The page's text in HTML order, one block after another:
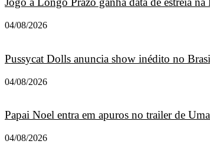
04/08/2026
Pussycat Dolls anuncia show inédito no
04/08/2026
Papai Noel entra em apuros no trailer de
04/08/2026